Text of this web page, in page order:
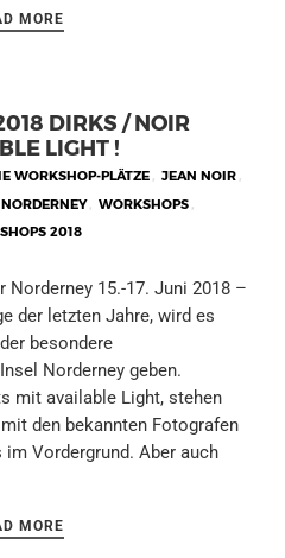
MORE
DIRKS / NOIR
LIGHT !
WORKSHOP-PLÄTZE , JEAN NOIR ,
NORDERNEY, WORKSHOPS ,
2018
15.-17. Juni 2018 –
der letzten Jahre, wird es
besondere
Norderney geben.
mit available Light, stehen
den bekannten Fotografen
Vordergrund. Aber auch
MORE